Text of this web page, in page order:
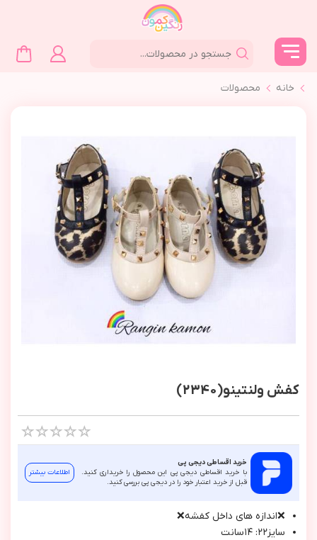
خانه محصولات
کفش ولنتینو(2340)
خرید اقساطی دیجی پی
با خرید اقساطی دیجی پی این محصول را خریداری کنید.
قبل از خرید اعتبار خود را در دیجی پی بررسی کنید.
اطلاعات بیشتر
❌اندازه هاي داخل كفشه❌
سايز٢٢: ١٤سانت